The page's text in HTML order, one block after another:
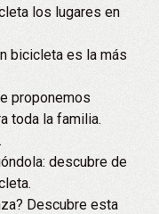
los lugares en
bicicleta es la más
proponemos
toda la familia.
descubre de
Descubre esta